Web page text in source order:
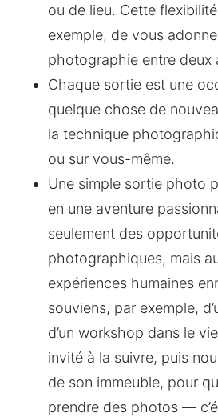
ou de lieu. Cette
exemple, de vous
photographie entre deux
Chaque sortie est une
quelque chose de
la technique
ou sur vous-même.
Une simple sortie photo
en une aventure
seulement des
photographiques, mais
expériences humaines
souviens, par exemple,
d’un workshop dans le
invité à la suivre, puis
de son immeuble, pour
prendre des photos —